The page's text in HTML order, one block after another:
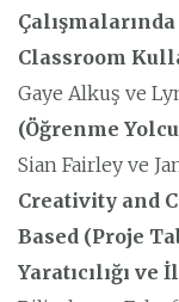
Classroom
Gaye Alkuş ve
(Öğrenme
Sian Fairley ve
Creativity and
Based (Proje
Yaratıcılığı